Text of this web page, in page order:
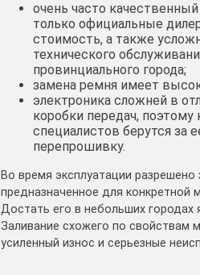
очень часто
только официальные
стоимость, а также
технического
провинциального города;
замена ремня имеет
электроника сложней в
коробки передач, поэтому
специалистов берутся за
перепрошивку.
Во время эксплуатации разрешено
предназначенное для конкретной
Достать его в небольших городах
Заливание схожего по свойствам
усиленный износ и серьезные